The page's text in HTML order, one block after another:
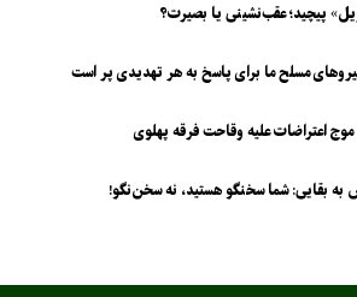
پیچید؛ عقب‌نشینی یا بصیرت؟
مسلح ما برای پاسخ به هر تهدیدی پر است
موج اعتراضات علیه وقاحت فرقه پهلوی
به بقایی: شما سخنگو هستید، نه سخن‌نگو!